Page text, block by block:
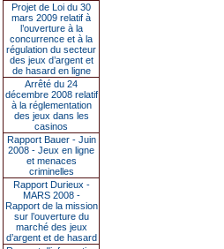
Projet de Loi du 30
mars 2009 relatif à
l’ouverture à la
concurrence et à la
régulation du secteur
des jeux d’argent et
de hasard en ligne
Arrêté du 24
décembre 2008 relatif
à la réglementation
des jeux dans les
casinos
Rapport Bauer - Juin
2008 - Jeux en ligne
et menaces
criminelles
Rapport Durieux -
MARS 2008 -
Rapport de la mission
sur l’ouverture du
marché des jeux
d’argent et de hasard